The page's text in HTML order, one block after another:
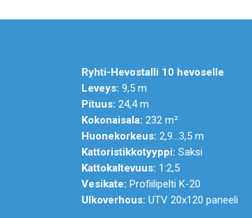
Ryhti-Hevostalli 10 hevoselle
Leveys: 9,5 m
Pituus: 24,4 m
Kokonaisala: 232 m²
Huonekorkeus: 2,9...3,5 m
Kattoristikkotyyppi: Saksi
Kattokaltevuus: 1:2,5
Vesikate: Profiilipelti K-20
Ulkoverhous: UTV 20x120 paneeli